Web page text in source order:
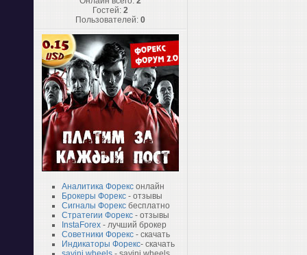
Гостей: 2
Пользователей: 0
Аналитика Форекс онлайн
Брокеры Форекс - отзывы
Сигналы Форекс бесплатно
Стратегии Форекс - отзывы
InstaForex - лучший брокер
Советники Форекс - скачать
Индикаторы Форекс- скачать